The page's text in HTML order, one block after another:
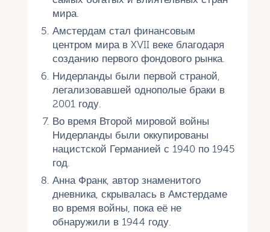
мира.
Амстердам стал финансовым
центром мира в XVII веке благодаря
созданию первого фондового рынка.
Нидерланды были первой страной,
легализовавшей однополые браки в
2001 году.
Во время Второй мировой войны
Нидерланды были оккупированы
нацистской Германией с 1940 по 1945
год.
Анна Франк, автор знаменитого
дневника, скрывалась в Амстердаме
во время войны, пока её не
обнаружили в 1944 году.